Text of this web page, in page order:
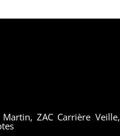
ZAC Carrière Veille,